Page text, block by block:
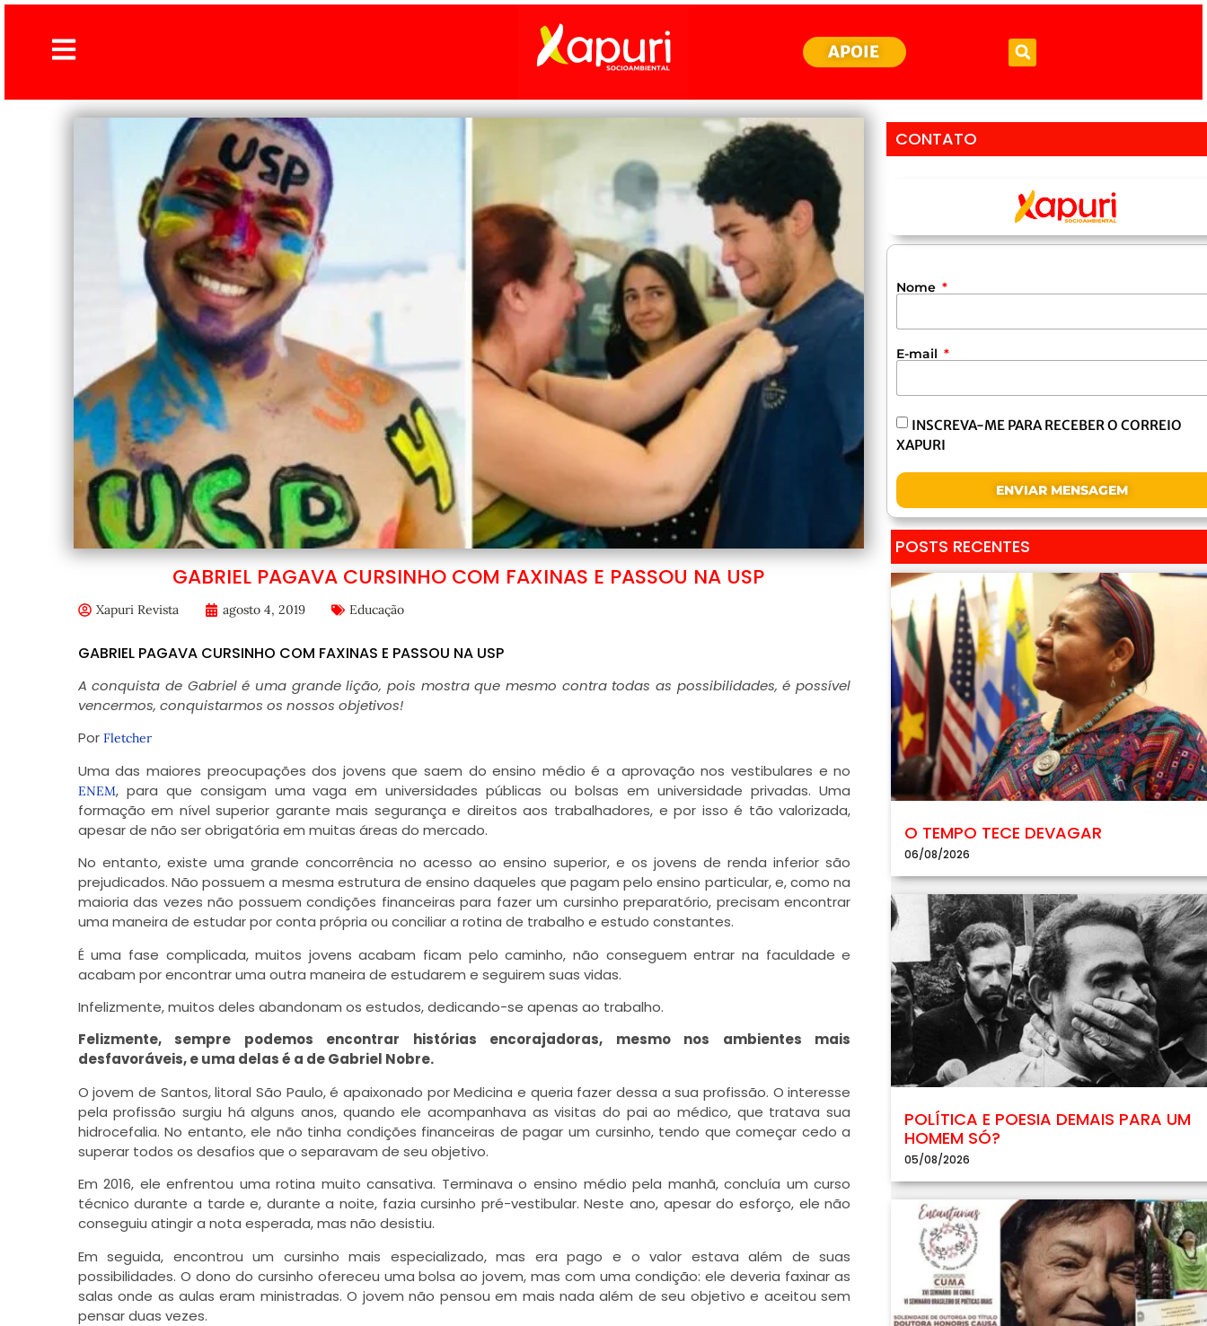
APOIE
GABRIEL PAGAVA CURSINHO COM FAXINAS E PASSOU NA USP
Xapuri Revista agosto 4, 2019 Educação
GABRIEL PAGAVA CURSINHO COM FAXINAS E PASSOU NA USP
A conquista de Gabriel é uma grande lição, pois mostra que mesmo contra todas as possibilidades, é possível
vencermos, conquistarmos os nossos objetivos!
Por Fletcher
Uma das maiores preocupações dos jovens que saem do ensino médio é a aprovação nos vestibulares e no
ENEM, para que consigam uma vaga em universidades públicas ou bolsas em universidade privadas. Uma
formação em nível superior garante mais segurança e direitos aos trabalhadores, e por isso é tão valorizada,
apesar de não ser obrigatória em muitas áreas do mercado.
No entanto, existe uma grande concorrência no acesso ao ensino superior, e os jovens de renda inferior são
prejudicados. Não possuem a mesma estrutura de ensino daqueles que pagam pelo ensino particular, e, como na
maioria das vezes não possuem condições financeiras para fazer um cursinho preparatório, precisam encontrar
uma maneira de estudar por conta própria ou conciliar a rotina de trabalho e estudo constantes.
É uma fase complicada, muitos jovens acabam ficam pelo caminho, não conseguem entrar na faculdade e
acabam por encontrar uma outra maneira de estudarem e seguirem suas vidas.
Infelizmente, muitos deles abandonam os estudos, dedicando-se apenas ao trabalho.
Felizmente, sempre podemos encontrar histórias encorajadoras, mesmo nos ambientes mais
desfavoráveis, e uma delas é a de Gabriel Nobre.
O jovem de Santos, litoral São Paulo, é apaixonado por Medicina e queria fazer dessa a sua profissão. O interesse
pela profissão surgiu há alguns anos, quando ele acompanhava as visitas do pai ao médico, que tratava sua
hidrocefalia. No entanto, ele não tinha condições financeiras de pagar um cursinho, tendo que começar cedo a
superar todos os desafios que o separavam de seu objetivo.
Em 2016, ele enfrentou uma rotina muito cansativa. Terminava o ensino médio pela manhã, concluía um curso
técnico durante a tarde e, durante a noite, fazia cursinho pré-vestibular. Neste ano, apesar do esforço, ele não
conseguiu atingir a nota esperada, mas não desistiu.
Em seguida, encontrou um cursinho mais especializado, mas era pago e o valor estava além de suas
possibilidades. O dono do cursinho ofereceu uma bolsa ao jovem, mas com uma condição: ele deveria faxinar as
salas onde as aulas eram ministradas. O jovem não pensou em mais nada além de seu objetivo e aceitou sem
pensar duas vezes.
CONTATO
Nome
E-mail
INSCREVA-ME PARA RECEBER O CORREIO
XAPURI
ENVIAR MENSAGEM
POSTS RECENTES
O TEMPO TECE DEVAGAR
06/08/2026
POLÍTICA E POESIA DEMAIS PARA UM
HOMEM SÓ?
05/08/2026